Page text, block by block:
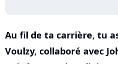
Au fil de ta carrière, tu
Voulzy, collaboré avec